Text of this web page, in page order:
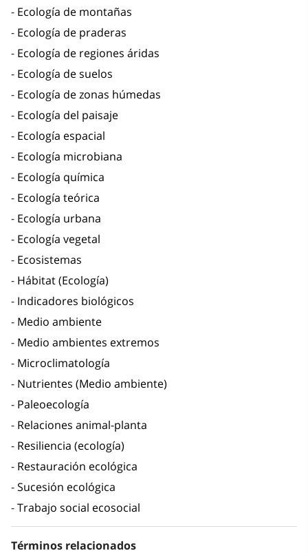
Ecología de montañas
Ecología de praderas
Ecología de regiones áridas
Ecología de suelos
Ecología de zonas húmedas
Ecología del paisaje
Ecología espacial
Ecología microbiana
Ecología química
Ecología teórica
Ecología urbana
Ecología vegetal
Ecosistemas
Hábitat (Ecología)
Indicadores biológicos
Medio ambiente
Medio ambientes extremos
Microclimatología
Nutrientes (Medio ambiente)
Paleoecología
Relaciones animal-planta
Resiliencia (ecología)
Restauración ecológica
Sucesión ecológica
Trabajo social ecosocial
Términos relacionados